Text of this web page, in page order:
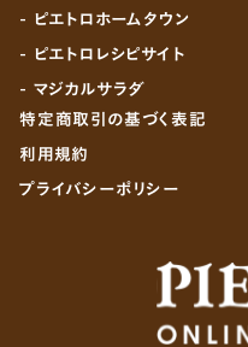
- ピエトロホームタウン
- ピエトロレシピサイト
- マジカルサラダ
特定商取引の基づく表記
利用規約
プライバシーポリシー